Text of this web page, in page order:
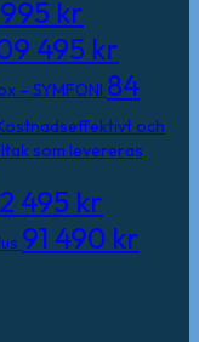
kr
495 kr
– SYMFONI 84
och
som levereras
495 kr
91 490 kr